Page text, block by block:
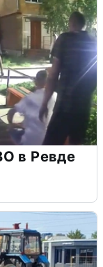
в Ревде